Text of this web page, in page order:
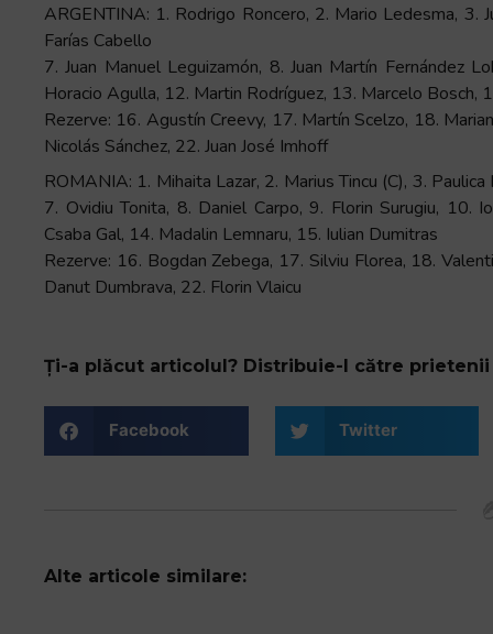
ARGENTINA: 1. Rodrigo Roncero, 2. Mario Ledesma, 3.
Farías Cabello
7. Juan Manuel Leguizamón, 8. Juan Martín Fernández
Horacio Agulla, 12. Martin Rodríguez, 13. Marcelo Bosch,
Rezerve: 16. Agustín Creevy, 17. Martín Scelzo, 18.
Nicolás Sánchez, 22. Juan José Imhoff
ROMANIA: 1. Mihaita Lazar, 2. Marius Tincu (C), 3.
7. Ovidiu Tonita, 8. Daniel Carpo, 9. Florin Surugiu, 10.
Csaba Gal, 14. Madalin Lemnaru, 15. Iulian Dumitras
Rezerve: 16. Bogdan Zebega, 17. Silviu Florea, 18.
Danut Dumbrava, 22. Florin Vlaicu
Ți-a plăcut articolul? Distribuie-l către prietenii
Facebook Twitter
Alte articole similare: